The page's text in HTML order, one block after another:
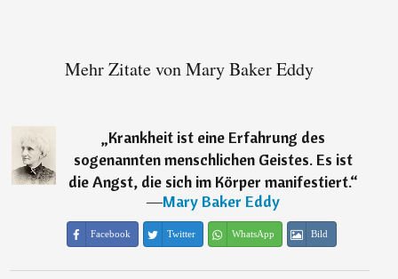
Mehr Zitate von Mary Baker Eddy
„Krankheit ist eine Erfahrung des
sogenannten menschlichen Geistes. Es ist
die Angst, die sich im Körper manifestiert.“
―Mary Baker Eddy
Facebook Twitter WhatsApp Bild